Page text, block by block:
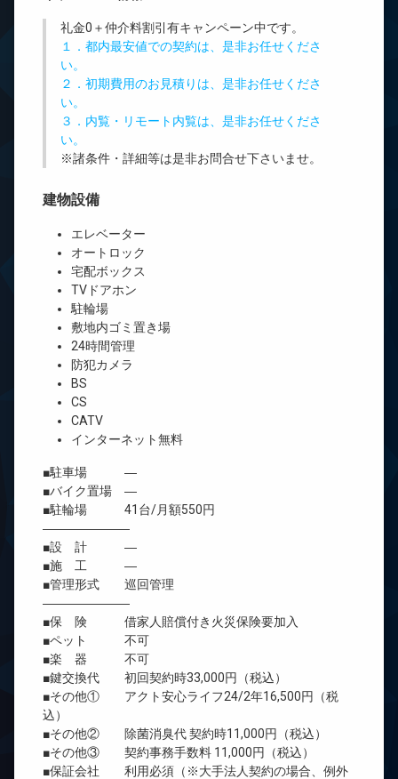
礼金0 ＋仲介料割引有キャンペーン中です。
１．都内最安値での契約は、是非お任せくださ
い。
２．初期費用のお見積りは、是非お任せくださ
い。
３．内覧・リモート内覧は、是非お任せくださ
い。
※諸条件・詳細等は是非お問合せ下さいませ。
建物設備
エレベーター
オートロック
宅配ボックス
TVドアホン
駐輪場
敷地内ゴミ置き場
24時間管理
防犯カメラ
BS
CS
CATV
インターネット無料
■駐車場 ―
■バイク置場 ―
■駐輪場 41台/月額550円
―――――――
■設 計 ―
■施 工 ―
■管理形式 巡回管理
―――――――
■保 険 借家人賠償付き火災保険要加入
■ペット 不可
■楽 器 不可
■鍵交換代 初回契約時33,000円（税込）
■その他① アクト安心ライフ24/2年16,500円（税
込）
■その他② 除菌消臭代 契約時11,000円（税込）
■その他③ 契約事務手数料 11,000円（税込）
■保証会社 利用必須（※大手法人契約の場合、例外